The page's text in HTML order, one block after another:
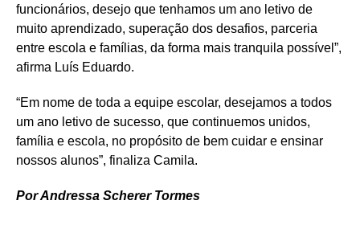
funcionários, desejo que tenhamos um ano letivo de
muito aprendizado, superação dos desafios, parceria
entre escola e famílias, da forma mais tranquila possível”,
afirma Luís Eduardo.
“Em nome de toda a equipe escolar, desejamos a todos
um ano letivo de sucesso, que continuemos unidos,
família e escola, no propósito de bem cuidar e ensinar
nossos alunos”, finaliza Camila.
Por Andressa Scherer Tormes